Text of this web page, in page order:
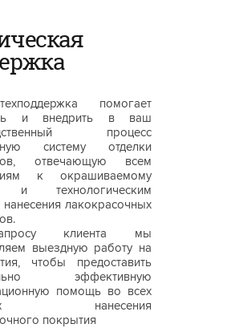
помогает
и внедрить в ваш
процесс
систему отделки
отвечающую всем
к окрашиваемому
и технологическим
лакокрасочных
клиента мы
выездную работу на
чтобы предоставить
эффективную
помощь во всех
нанесения
покрытия